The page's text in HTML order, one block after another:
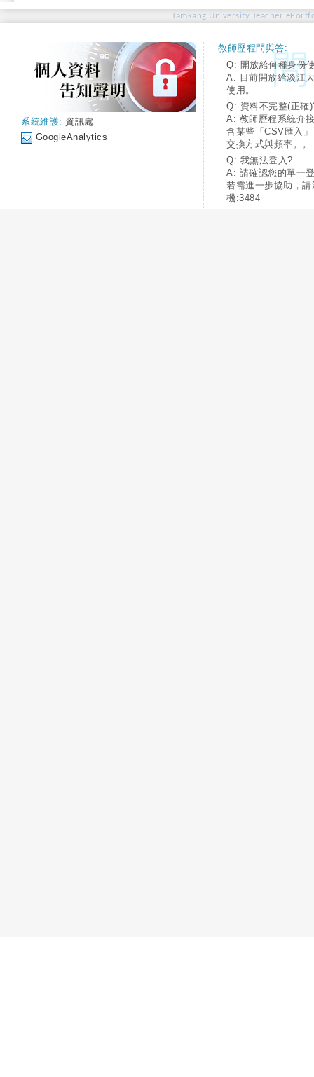
Tamkang University Teacher
系統維護: 資訊處
GoogleAnalytics
教師歷程問與答:
Q: 開放給何種身份
A: 目前開放給淡江
使用。
Q: 資料不完整(正確
A: 教師歷程系統介
含某些「CSV匯入
交換方式與頻率。。
Q: 我無法登入?
A: 請確認您的單一
若需進一步協助，
機:3484